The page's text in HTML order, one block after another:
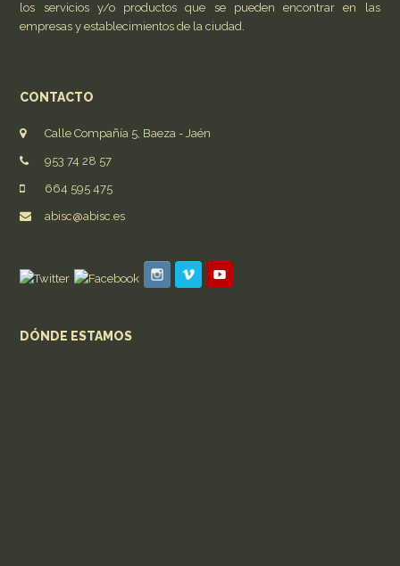
los servicios y/o productos que se pueden encontrar en las
empresas y establecimientos de la ciudad.
CONTACTO
Calle Compañía 5, Baeza - Jaén
953 74 28 57
664 595 475
abisc@abisc.es
DÓNDE ESTAMOS